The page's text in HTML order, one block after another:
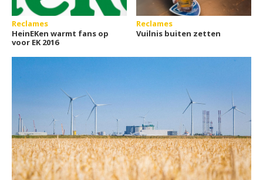
Reclames
HeinEKen warmt fans op
voor EK 2016
Reclames
Vuilnis buiten zetten